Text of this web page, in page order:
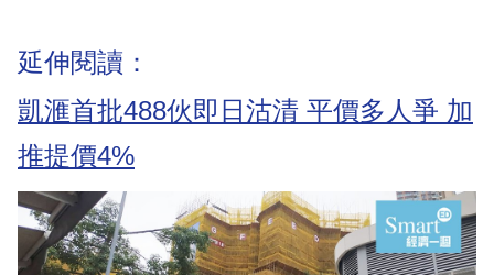
延伸閱讀：
凱滙首批488伙即日沽清 平價多人爭 加
推提價4%